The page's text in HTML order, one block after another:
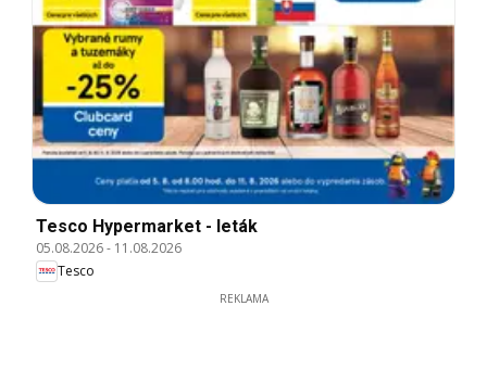
Tesco Hypermarket - leták
05.08.2026- 11.08.2026
Tesco
REKLAMA